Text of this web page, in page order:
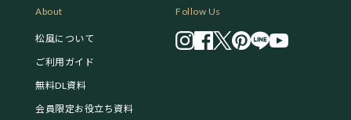
About
松風について
ご利用ガイド
無料DL資料
会員限定お役立ち資料
Follow Us